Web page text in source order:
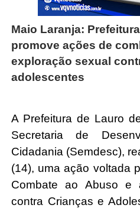
Maio Laranja:
promove ações de
exploração sexual
adolescentes
A Prefeitura de Lauro
Secretaria de
Cidadania (Semdesc),
(14), uma ação voltada
Combate ao Abuso e
contra Crianças e